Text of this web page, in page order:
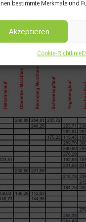
bestimmte Merkmale und
Akzeptieren
Cookie-Richtlinie